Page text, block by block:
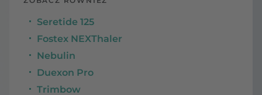
Seretide 125
Fostex NEXThaler
Nebulin
Duexon Pro
Trimbow